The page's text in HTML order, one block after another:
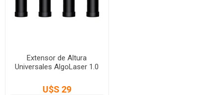
Extensor de Altura
Universales AlgoLaser 1.0
U$S 29